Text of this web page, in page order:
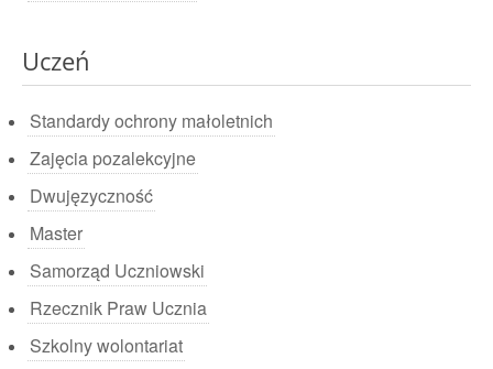
Uczeń
Standardy ochrony małoletnich
Zajęcia pozalekcyjne
Dwujęzyczność
Master
Samorząd Uczniowski
Rzecznik Praw Ucznia
Szkolny wolontariat